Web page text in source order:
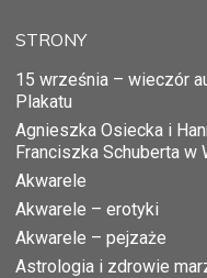
STRONY
15 września – wieczór
Plakatu
Agnieszka Osiecka i
Franciszka Schuberta w
Akwarele
Akwarele – erotyki
Akwarele – pejzaże
Astrologia i zdrowie